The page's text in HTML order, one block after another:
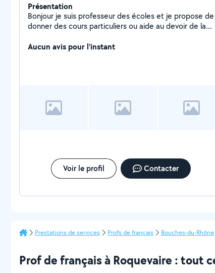
Présentation
Bonjour je suis professeur des écoles et je propose de
donner des cours particuliers ou aide au devoir de la
Aucun avis pour l'instant
Voir le profil Contacter
Prestations de services Profs de français Bouches-du-Rhône
Prof de français à Roquevaire : tout